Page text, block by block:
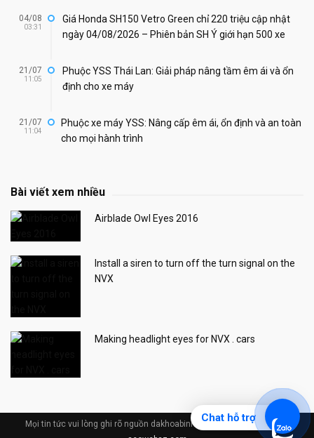
04/08
03:31
Giá Honda SH150 Vetro Green chỉ 220 triệu cập nhật
ngày 04/08/2026 – Phiên bản SH Ý giới hạn 500 xe
21/07
11:05
Phuộc YSS Thái Lan: Giải pháp nâng tầm êm ái và ổn
định cho xe máy
21/07
11:04
Phuộc xe máy YSS: Nâng cấp êm ái, ổn định và an toàn
cho mọi hành trình
Bài viết xem nhiều
Airblade Owl Eyes 2016
Install a siren to turn off the turn signal on the
NVX
Making headlight eyes for NVX . cars
Mọi tin tức vui lòng ghi rõ nguồn dakhoabinhduong.com © Design by
Chat hỗ trợ